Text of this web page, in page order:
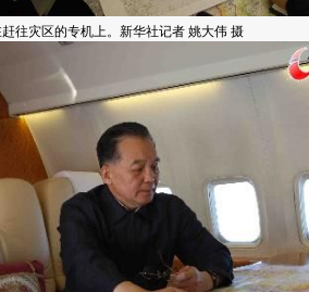
灾区的专机上。新华社记者 姚大伟 摄